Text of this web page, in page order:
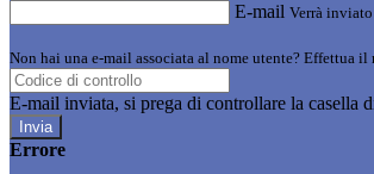
E-mail Verrà
Non hai una e-mail associata al nome utente? Effettua il
E-mail inviata, si prega di controllare la casella
Errore